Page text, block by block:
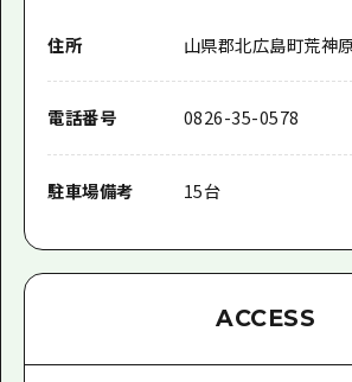
住所 山県郡北広島町荒神
電話番号 0826-35-0578
駐車場備考 15台
ACCESS